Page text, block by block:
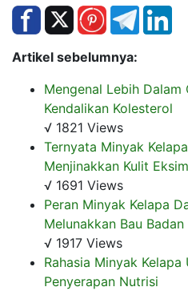
Artikel sebelumnya:
Mengenal Lebih Dalam
Kendalikan Kolesterol
√ 1821 Views
Ternyata Minyak
Menjinakkan Kulit Eksim
√ 1691 Views
Peran Minyak Kelapa
Melunakkan Bau Badan
√ 1917 Views
Rahasia Minyak
Penyerapan Nutrisi